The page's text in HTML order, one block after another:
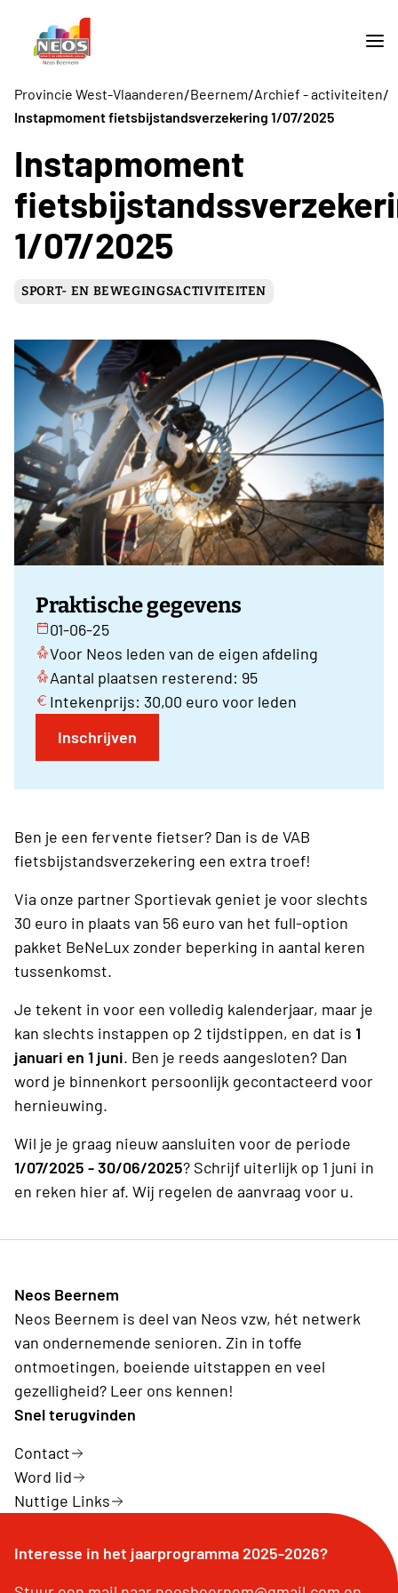
Provincie West-Vlaanderen/Beernem/Archief - activiteiten/
Instapmoment fietsbijstandsverzekering 1/07/2025
Instapmoment
1/07/2025
SPORT- EN BEWEGINGSACTIVITEITEN
Praktische gegevens
01-06-25
Voor Neos leden van de eigen afdeling
Aantal plaatsen resterend: 95
Intekenprijs: 30,00 euro voor leden
Inschrijven
Ben je een fervente fietser? Dan is de VAB
fietsbijstandsverzekering een extra troef!
Via onze partner Sportievak geniet je voor slechts
30 euro in plaats van 56 euro van het full-option
pakket BeNeLux zonder beperking in aantal keren
tussenkomst.
Je tekent in voor een volledig kalenderjaar, maar je
kan slechts instappen op 2 tijdstippen, en dat is 1
januari en 1 juni. Ben je reeds aangesloten? Dan
word je binnenkort persoonlijk gecontacteerd voor
hernieuwing.
Wil je je graag nieuw aansluiten voor de periode
1/07/2025 - 30/06/2025? Schrijf uiterlijk op 1 juni in
en reken hier af. Wij regelen de aanvraag voor u.
Neos Beernem
Neos Beernem is deel van Neos vzw, hét netwerk
van ondernemende senioren. Zin in toffe
ontmoetingen, boeiende uitstappen en veel
gezelligheid? Leer ons kennen!
Snel terugvinden
Contact
Word lid
Nuttige Links
Interesse in het jaarprogramma 2025-2026?